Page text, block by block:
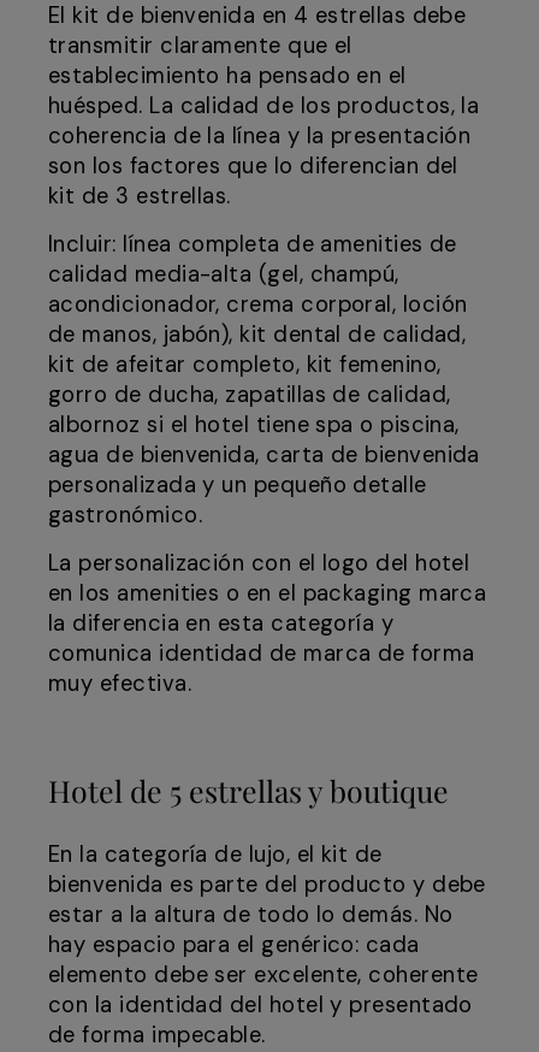
El kit de bienvenida en 4 estrellas debe
transmitir claramente que el
establecimiento ha pensado en el
huésped. La calidad de los productos, la
coherencia de la línea y la presentación
son los factores que lo diferencian del
kit de 3 estrellas.
Incluir: línea completa de amenities de
calidad media-alta (gel, champú,
acondicionador, crema corporal, loción
de manos, jabón), kit dental de calidad,
kit de afeitar completo, kit femenino,
gorro de ducha, zapatillas de calidad,
albornoz si el hotel tiene spa o piscina,
agua de bienvenida, carta de bienvenida
personalizada y un pequeño detalle
gastronómico.
La personalización con el logo del hotel
en los amenities o en el packaging marca
la diferencia en esta categoría y
comunica identidad de marca de forma
muy efectiva.
Hotel de 5 estrellas y boutique
En la categoría de lujo, el kit de
bienvenida es parte del producto y debe
estar a la altura de todo lo demás. No
hay espacio para el genérico: cada
elemento debe ser excelente, coherente
con la identidad del hotel y presentado
de forma impecable.